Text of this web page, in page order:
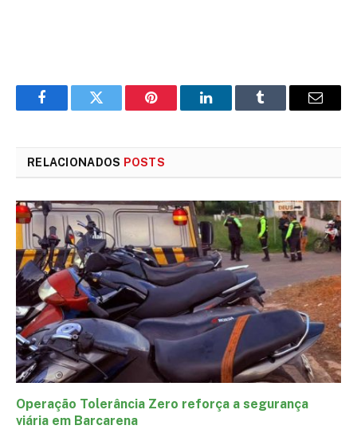
FacebookTwitter Pinterest LinkedInTumblr
E-
RELACIONADOS POSTS
Operação Tolerância Zero reforça a segurança
viária em Barcarena